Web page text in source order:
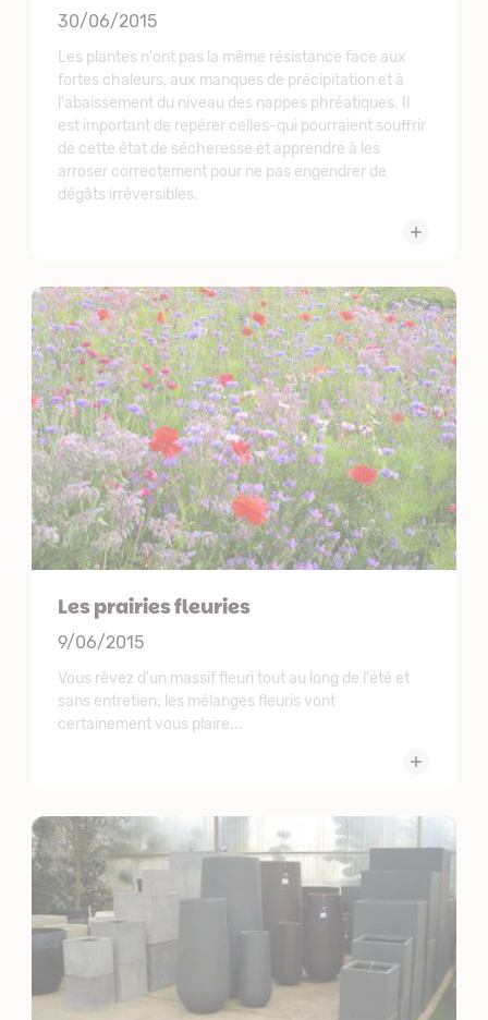
30/06/2015
Les plantes n'ont pas la même résistance face aux
fortes chaleurs, aux manques de précipitation et à
l'abaissement du niveau des nappes phréatiques. Il
est important de repérer celles-qui pourraient souffrir
de cette état de sécheresse et apprendre à les
arroser correctement pour ne pas engendrer de
dégâts irréversibles.
Les prairies fleuries
9/06/2015
Vous rêvez d'un massif fleuri tout au long de l'été et
sans entretien; les mélanges fleuris vont
certainement vous plaire...